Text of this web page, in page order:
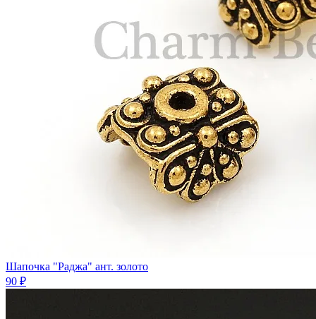
Шапочка "Раджа" ант. золото
90 ₽